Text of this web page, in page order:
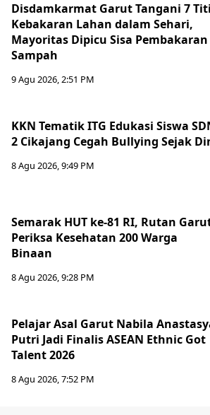
Disdamkarmat Garut Tangani 7
Kebakaran Lahan dalam Sehari,
Mayoritas Dipicu Sisa Pembakaran
Sampah
9 Agu 2026, 2:51 PM
KKN Tematik ITG Edukasi Siswa
2 Cikajang Cegah Bullying Sejak
8 Agu 2026, 9:49 PM
Semarak HUT ke-81 RI, Rutan
Periksa Kesehatan 200 Warga
Binaan
8 Agu 2026, 9:28 PM
Pelajar Asal Garut Nabila
Putri Jadi Finalis ASEAN Ethnic Got
Talent 2026
8 Agu 2026, 7:52 PM